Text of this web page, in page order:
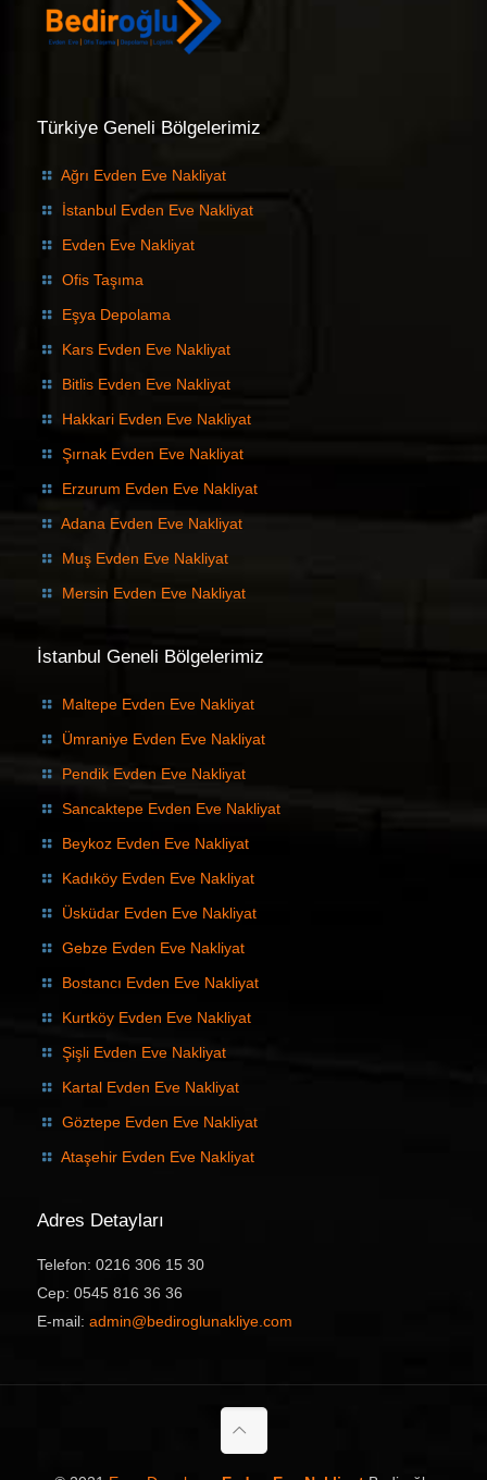
Türkiye Geneli Bölgelerimiz
Ağrı Evden Eve Nakliyat
İstanbul Evden Eve Nakliyat
Evden Eve Nakliyat
Ofis Taşıma
Eşya Depolama
Kars Evden Eve Nakliyat
Bitlis Evden Eve Nakliyat
Hakkari Evden Eve Nakliyat
Şırnak Evden Eve Nakliyat
Erzurum Evden Eve Nakliyat
Adana Evden Eve Nakliyat
Muş Evden Eve Nakliyat
Mersin Evden Eve Nakliyat
İstanbul Geneli Bölgelerimiz
Maltepe Evden Eve Nakliyat
Ümraniye Evden Eve Nakliyat
Pendik Evden Eve Nakliyat
Sancaktepe Evden Eve Nakliyat
Beykoz Evden Eve Nakliyat
Kadıköy Evden Eve Nakliyat
Üsküdar Evden Eve Nakliyat
Gebze Evden Eve Nakliyat
Bostancı Evden Eve Nakliyat
Kurtköy Evden Eve Nakliyat
Şişli Evden Eve Nakliyat
Kartal Evden Eve Nakliyat
Göztepe Evden Eve Nakliyat
Ataşehir Evden Eve Nakliyat
Adres Detayları
Telefon: 0216 306 15 30
Cep: 0545 816 36 36
E-mail: admin@bediroglunakliye.com